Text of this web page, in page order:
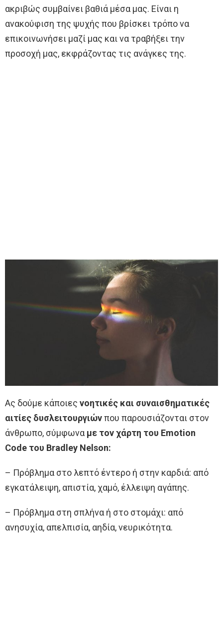
ακριβώς συµβαίνει βαθιά µέσα µας. Είναι η
ανακούφιση της ψυχής που βρίσκει τρόπο να
επικοινωνήσει μαζί μας και να τραβήξει την
προσοχή μας, εκφράζοντας τις ανάγκες της.
Ας δούμε κάποιες νοητικές και συναισθηματικές
αιτίες δυσλειτουργιώνπου παρουσιάζονται στον
άνθρωπο, σύμφωνα με τονχάρτη του Emotion
Code του Bradley Nelson:
– Πρόβλημα στο λεπτό έντερο ή στην καρδιά: από
εγκατάλειψη, απιστία, χαμό, έλλειψη αγάπης.
– Πρόβλημα στη σπλήνα ή στο στομάχι: από
ανησυχία, απελπισία, αηδία, νευρικότητα.